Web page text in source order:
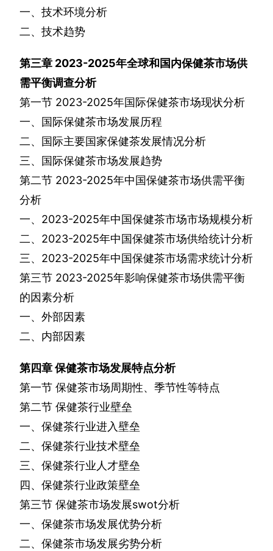
一、技术环境分析
二、技术趋势
第三章 2023-2025年全球和国内保健茶市场供
需平衡调查分析
第一节 2023-2025年国际保健茶市场现状分析
一、国际保健茶市场发展历程
二、国际主要国家保健茶发展情况分析
三、国际保健茶市场发展趋势
第二节 2023-2025年中国保健茶市场供需平衡
分析
一、 2023-2025年中国保健茶市场市场规模分析
二、 2023-2025年中国保健茶市场供给统计分析
三、 2023-2025年中国保健茶市场需求统计分析
第三节 2023-2025年影响保健茶市场供需平衡
的因素分析
一、外部因素
二、内部因素
第四章保健茶市场发展特点分析
第一节 保健茶市场周期性、季节性等特点
第二节 保健茶行业壁垒
一、保健茶行业进入壁垒
二、保健茶行业技术壁垒
三、保健茶行业人才壁垒
四、保健茶行业政策壁垒
第三节 保健茶市场发展swot分析
一、保健茶市场发展优势分析
二、保健茶市场发展劣势分析